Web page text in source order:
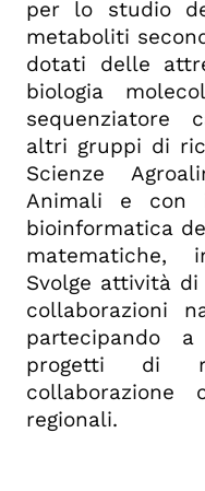
per lo studio
metaboliti
dotati delle
biologia
sequenziatore
altri gruppi di
Scienze
Animali e con
bioinformatica
matematiche,
Svolge attività
collaborazioni
partecipando
progetti di
regionali.